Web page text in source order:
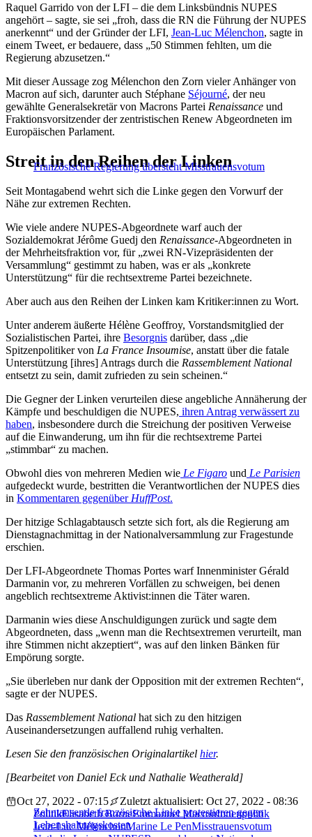
Raquel Garrido von der LFI – die dem Linksbündnis NUPES
angehört – sagte, sie sei „froh, dass die RN die Führung der NUPES
anerkennt“ und der Gründer der LFI, Jean-Luc Mélenchon, sagte in
einem Tweet, er bedauere, dass „50 Stimmen fehlten, um die
Regierung abzusetzen.“
Mit dieser Aussage zog Mélenchon den Zorn vieler Anhänger von
Macron auf sich, darunter auch Stéphane Séjourné, der neu
gewählte Generalsekretär von Macrons Partei Renaissance und
Fraktionsvorsitzender der zentristischen Renew Abgeordneten im
Europäischen Parlament.
Französische Regierung übersteht Misstrauensvotum
Streit in den Reihen der Linken
Seit Montagabend wehrt sich die Linke gegen den Vorwurf der
Nähe zur extremen Rechten.
Wie viele andere NUPES-Abgeordnete warf auch der
Sozialdemokrat Jérôme Guedj den Renaissance-Abgeordneten in
der Mehrheitsfraktion vor, für „zwei RN-Vizepräsidenten der
Versammlung“ gestimmt zu haben, was er als „konkrete
Unterstützung“ für die rechtsextreme Partei bezeichnete.
Aber auch aus den Reihen der Linken kam Kritiker:innen zu Wort.
Unter anderem äußerte Hélène Geoffroy, Vorstandsmitglied der
Sozialistischen Partei, ihre Besorgnis darüber, dass „die
Spitzenpolitiker von La France Insoumise, anstatt über die fatale
Unterstützung [ihres] Antrags durch die Rassemblement National
entsetzt zu sein, damit zufrieden zu sein scheinen.“
Die Gegner der Linken verurteilen diese angebliche Annäherung der
Kämpfe und beschuldigen die NUPES, ihren Antrag verwässert zu
haben, insbesondere durch die Streichung der positiven Verweise
auf die Einwanderung, um ihn für die rechtsextreme Partei
„stimmbar“ zu machen.
Obwohl dies von mehreren Medien wie Le Figaro und Le Parisien
aufgedeckt wurde, bestritten die Verantwortlichen der NUPES dies
in Kommentaren gegenüber HuffPost.
Der hitzige Schlagabtausch setzte sich fort, als die Regierung am
Dienstagnachmittag in der Nationalversammlung zur Fragestunde
erschien.
Der LFI-Abgeordnete Thomas Portes warf Innenminister Gérald
Darmanin vor, zu mehreren Vorfällen zu schweigen, bei denen
angeblich rechtsextreme Aktivist:innen die Täter waren.
Darmanin wies diese Anschuldigungen zurück und sagte dem
Abgeordneten, dass „wenn man die Rechtsextremen verurteilt, man
ihre Stimmen nicht akzeptiert“, was auf den linken Bänken für
Empörung sorgte.
„Sie überleben nur dank der Opposition mit der extremen Rechten“,
sagte er der NUPES.
Das Rassemblement National hat sich zu den hitzigen
Auseinandersetzungen auffallend ruhig verhalten.
Lesen Sie den französischen Originalartikel hier.
[Bearbeitet von Daniel Eck und Nathalie Weatherald]
Zehntausende französische Linke protestieren gegen
Lebenshaltungskosten
Oct 27, 2022 - 07:15
Zuletzt aktualisiert: Oct 27, 2022 - 08:36
PolitikElisabeth BorneEmmanuel MacronInnenpolitik
Jean-Luc MélenchonMarine Le PenMisstrauensvotum